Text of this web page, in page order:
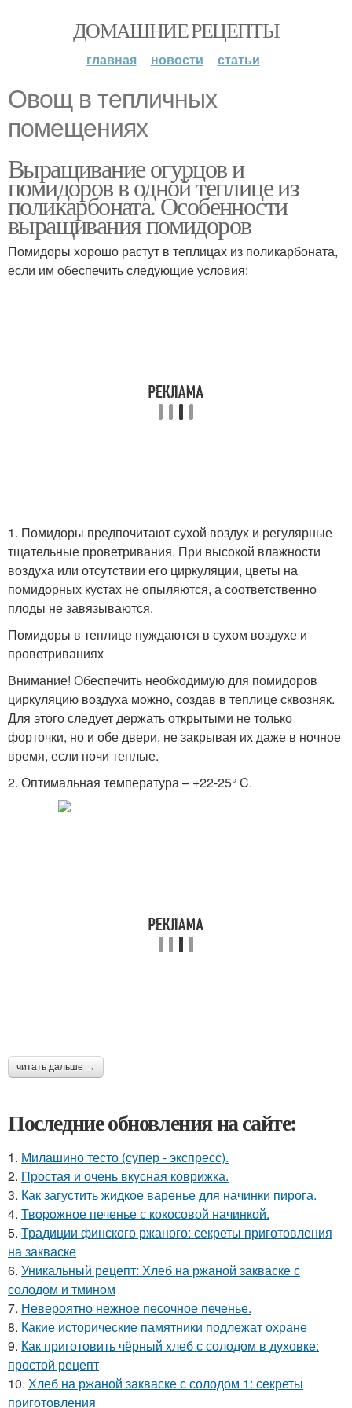
ДОМАШНИЕ РЕЦЕПТЫ
главная новости статьи
Овощ в тепличных
помещениях
Выращивание огурцов и
помидоров в одной теплице из
поликарбоната. Особенности
выращивания помидоров
Помидоры хорошо растут в теплицах из поликарбоната,
если им обеспечить следующие условия:
1. Помидоры предпочитают сухой воздух и регулярные
тщательные проветривания. При высокой влажности
воздуха или отсутствии его циркуляции, цветы на
помидорных кустах не опыляются, а соответственно
плоды не завязываются.
Помидоры в теплице нуждаются в сухом воздухе и
проветриваниях
Внимание! Обеспечить необходимую для помидоров
циркуляцию воздуха можно, создав в теплице сквозняк.
Для этого следует держать открытыми не только
форточки, но и обе двери, не закрывая их даже в ночное
время, если ночи теплые.
2. Оптимальная температура – +22-25° C.
читать дальше →
Последние обновления на сайте:
1. Милашино тесто (супер - экспресс).
2. Простая и очень вкусная коврижка.
3. Как загустить жидкое варенье для начинки пирога.
4. Твopoжное печенье с кокосовой начинкой.
5. Традиции финского ржаного: секреты приготовления
на закваске
6. Уникальный рецепт: Хлеб на ржаной закваске с
солодом и тмином
7. Невероятно нежное песочное печенье.
8. Какие исторические памятники подлежат охране
9. Как приготовить чёрный хлеб с солодом в духовке:
простой рецепт
10. Хлеб на ржаной закваске с солодом 1: секреты
приготовления